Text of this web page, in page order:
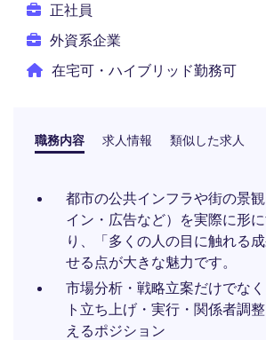
正社員
外資系企業
在宅可・ハイブリッド勤務可
職務内容 求人情報 類似した求人
都市の公共インフラや街の景
イン・広告など）を実際に形
り、「多くの人の目に触れる
せる点が大きな魅力です。
市場分析・戦略立案だけでな
ト立ち上げ・実行・関係者調
えるポジション